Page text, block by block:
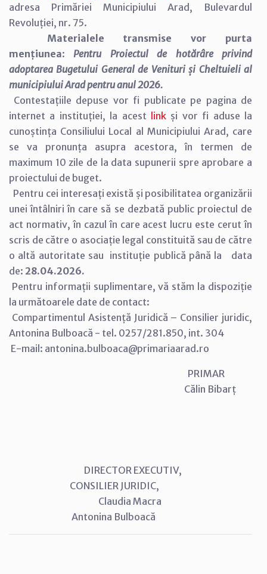
adresa Primăriei Municipiului Arad, Bulevardul
Revoluției, nr. 75.
Materialele transmise vor purta
mențiunea: Pentru Proiectul de hotărâre privind
adoptarea Bugetului General de Venituri și Cheltuieli al
municipiului Arad pentru anul 2026.
Contestațiile depuse vor fi publicate pe pagina de
internet a instituției, la acest link și vor fi aduse la
cunoștința Consiliului Local al Municipiului Arad, care
se va pronunța asupra acestora, în termen de
maximum 10 zile de la data supunerii spre aprobare a
proiectului de buget.
Pentru cei interesați există și posibilitatea organizării
unei întâlniri în care să se dezbată public proiectul de
act normativ, în cazul în care acest lucru este cerut în
scris de către o asociație legal constituită sau de către
o altă autoritate sau instituție publică până la data
de: 28.04.2026.
Pentru informații suplimentare, vă stăm la dispoziție
la următoarele date de contact:
Compartimentul Asistență Juridică – Consilier juridic,
Antonina Bulboacă - tel. 0257/281.850, int. 304
E-mail: antonina.bulboaca@primariaarad.ro
PRIMAR
Călin Bibarț
DIRECTOR EXECUTIV,
CONSILIER JURIDIC,
Claudia Macra
Antonina Bulboacă